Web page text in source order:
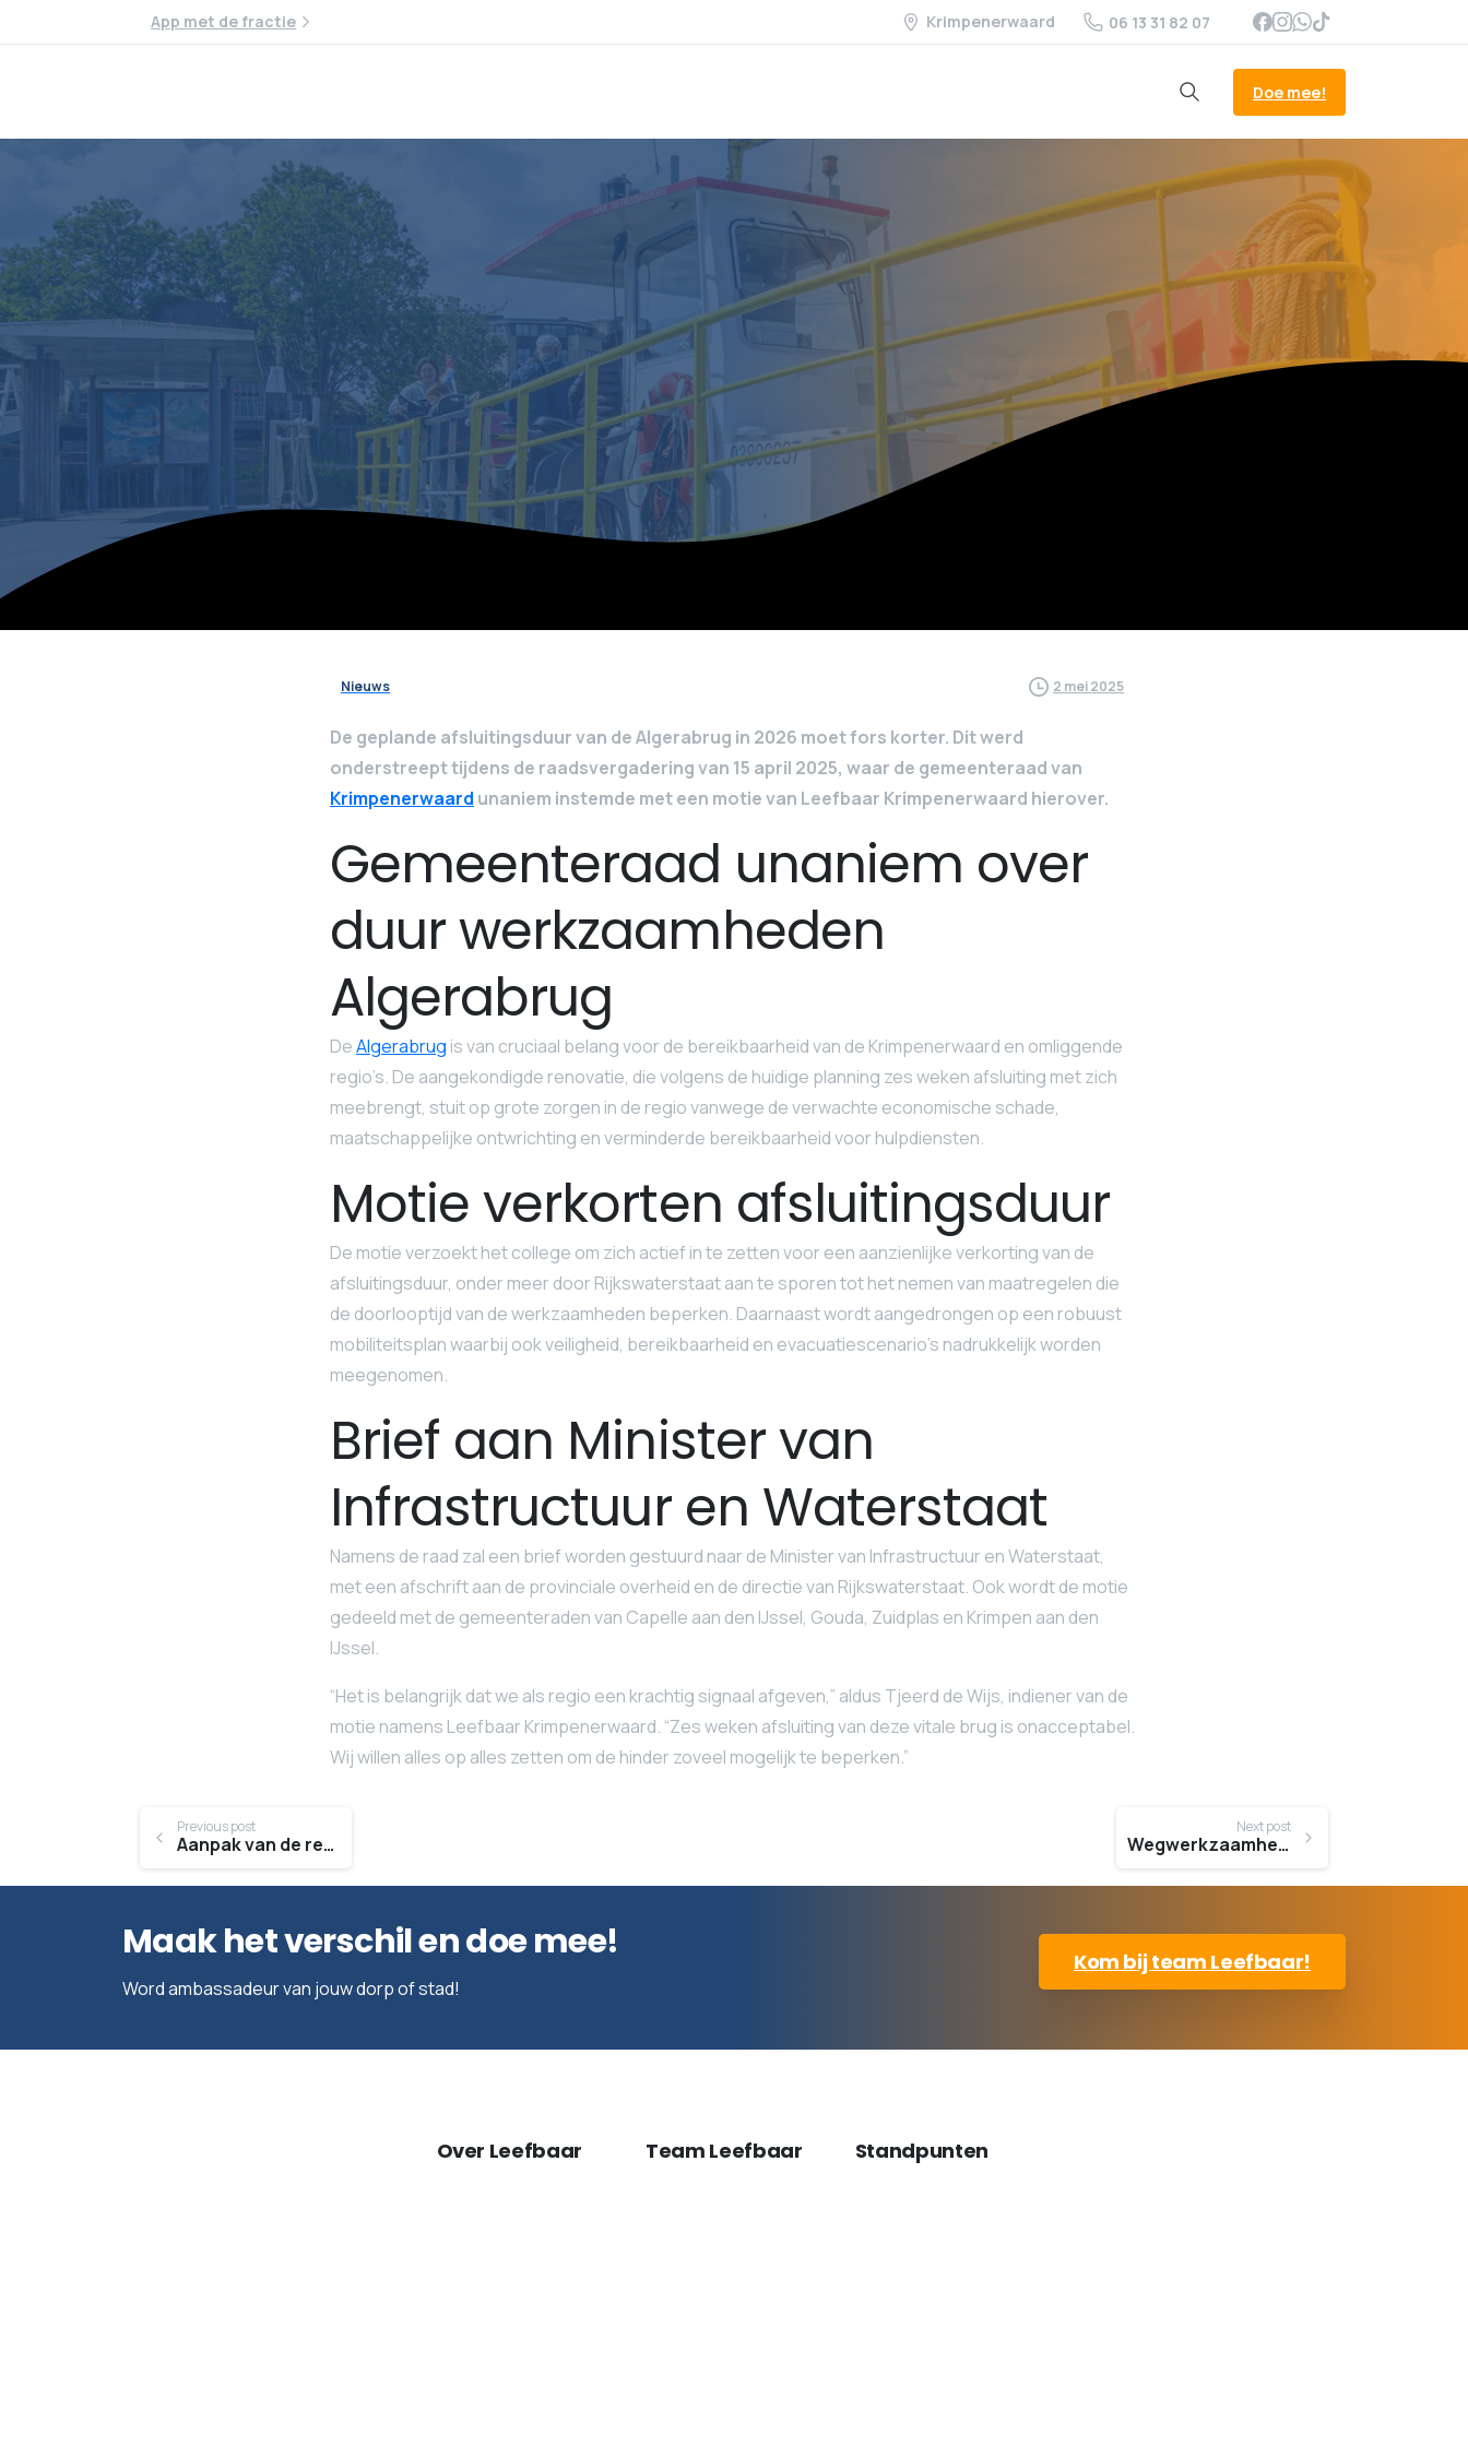
App met de fractie Krimpenerwaard 06 13 31 82 07
Search
Doe mee!
Nieuws 2 mei 2025
De geplande afsluitingsduur van de Algerabrug in 2026 moet fors korter. Dit werd
onderstreept tijdens de raadsvergadering van 15 april 2025, waar de gemeenteraad van
Krimpenerwaard unaniem instemde met een motie van Leefbaar Krimpenerwaard hierover.
Gemeenteraad unaniem over
duur werkzaamheden
Algerabrug
DeAlgerabrug is van cruciaal belang voor de bereikbaarheid van de Krimpenerwaard en omliggende
regio’s. De aangekondigde renovatie, die volgens de huidige planning zes weken afsluiting met zich
meebrengt, stuit op grote zorgen in de regio vanwege de verwachte economische schade,
maatschappelijke ontwrichting en verminderde bereikbaarheid voor hulpdiensten.
Motie verkorten afsluitingsduur
De motie verzoekt het college om zich actief in te zetten voor een aanzienlijke verkorting van de
afsluitingsduur, onder meer door Rijkswaterstaat aan te sporen tot het nemen van maatregelen die
de doorlooptijd van de werkzaamheden beperken. Daarnaast wordt aangedrongen op een robuust
mobiliteitsplan waarbij ook veiligheid, bereikbaarheid en evacuatiescenario’s nadrukkelijk worden
meegenomen.
Brief aan Minister van
Infrastructuur en Waterstaat
Namens de raad zal een brief worden gestuurd naar de Minister van Infrastructuur en Waterstaat,
met een afschrift aan de provinciale overheid en de directie van Rijkswaterstaat. Ook wordt de motie
gedeeld met de gemeenteraden van Capelle aan den IJssel, Gouda, Zuidplas en Krimpen aan den
IJssel.
“Het is belangrijk dat we als regio een krachtig signaal afgeven,” aldus Tjeerd de Wijs, indiener van de
motie namens Leefbaar Krimpenerwaard. “Zes weken afsluiting van deze vitale brug is onacceptabel.
Wij willen alles op alles zetten om de hinder zoveel mogelijk te beperken.”
Continue
Reading
Previous post
Aanpak van de reuzenberenklauw
Next post
Wegwerkzaamheden aan de Veerweg in Bergambacht
Maak het verschil en doe mee!
Word ambassadeur van jouw dorp of stad!
Kom bij team Leefbaar!
Over Leefbaar Team Leefbaar Standpunten